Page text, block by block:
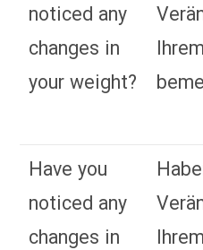
noticed any
changes in
your weight?
Have you
noticed any
changes in